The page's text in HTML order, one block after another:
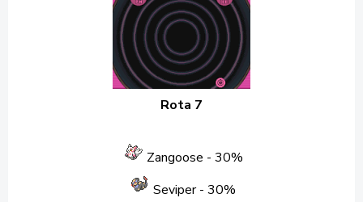
Rota 7
Zangoose - 30%
Seviper - 30%